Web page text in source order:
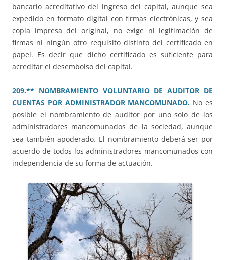
bancario acreditativo del ingreso del capital, aunque sea
expedido en formato digital con firmas electrónicas, y sea
copia impresa del original, no exige ni legitimación de
firmas ni ningún otro requisito distinto del certificado en
papel. Es decir que dicho certificado es suficiente para
acreditar el desembolso del capital.
209.** NOMBRAMIENTO VOLUNTARIO DE AUDITOR DE
CUENTAS POR ADMINISTRADOR MANCOMUNADO. No es
posible el nombramiento de auditor por uno solo de los
administradores mancomunados de la sociedad, aunque
sea también apoderado. El nombramiento deberá ser por
acuerdo de todos los administradores mancomunados con
independencia de su forma de actuación.